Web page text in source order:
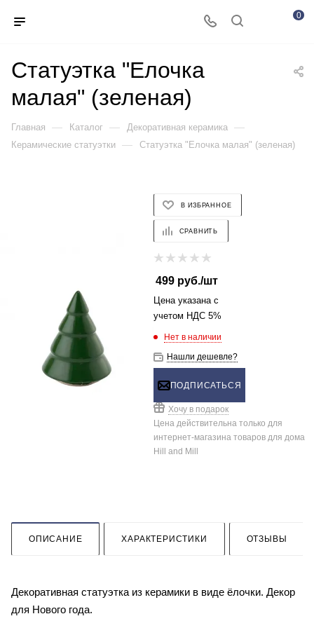
0
Статуэтка "Елочка
малая" (зеленая)
Главная — Каталог — Декоративная керамика —
Керамические статуэтки — Статуэтка "Елочка малая" (зеленая)
В ИЗБРАННОЕ
СРАВНИТЬ
499руб./шт
Цена указана с
учетом НДС 5%
Нет в наличии
Нашли дешевле?
ПОДПИСАТЬСЯ
Хочу в подарок
Цена действительна только для
интернет-магазина товаров для дома
Hill and Mill
ОПИСАНИЕ ХАРАКТЕРИСТИКИ ОТЗЫВЫ
Декоративная статуэтка из керамики в виде ёлочки. Декор
для Нового года.